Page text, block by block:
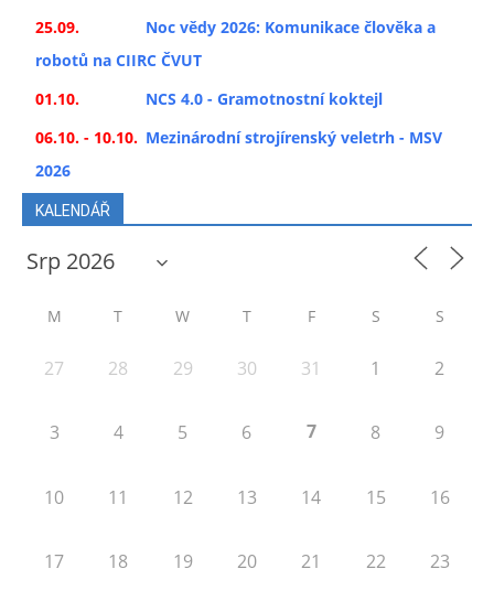
25.09.
Noc vědy 2026: Komunikace člověka a
robotů na CIIRC ČVUT
01.10.
NCS 4.0 - Gramotnostní koktejl
06.10. - 10.10. Mezinárodní strojírenský veletrh - MSV
2026
KALENDÁŘ
M T W T F S S
27 28 29 30 31 1 2
3 4 5 6 7 8 9
10 11 12 13 14 15 16
17 18 19 20 21 22 23